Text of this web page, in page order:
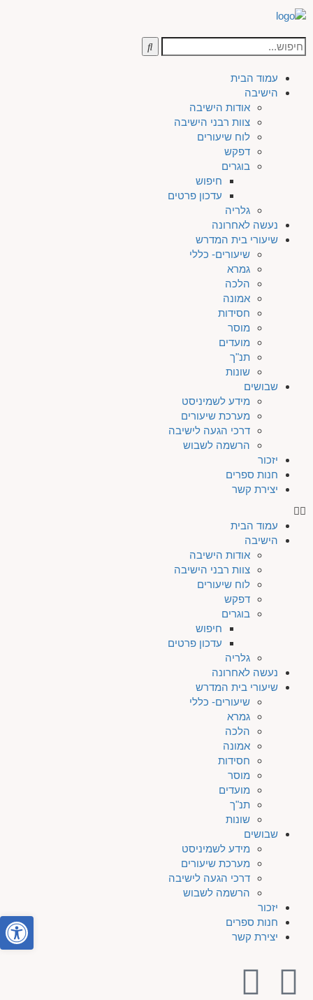
עמוד הבית
הישיבה
אודות הישיבה
צוות רבני הישיבה
לוח שיעורים
דפקש
בוגרים
חיפוש
עדכון פרטים
גלריה
נעשה לאחרונה
שיעורי בית המדרש
שיעורים- כללי
גמרא
הלכה
אמונה
חסידות
מוסר
מועדים
תנ"ך
שונות
שבושים
מידע לשמיניסט
מערכת שיעורים
דרכי הגעה לישיבה
הרשמה לשבוש
יזכור
חנות ספרים
יצירת קשר
עמוד הבית
הישיבה
אודות הישיבה
צוות רבני הישיבה
לוח שיעורים
דפקש
בוגרים
חיפוש
עדכון פרטים
גלריה
נעשה לאחרונה
שיעורי בית המדרש
שיעורים- כללי
גמרא
הלכה
אמונה
חסידות
מוסר
מועדים
תנ"ך
שונות
שבושים
מידע לשמיניסט
מערכת שיעורים
דרכי הגעה לישיבה
הרשמה לשבוש
יזכור
חנות ספרים
יצירת קשר
פתח